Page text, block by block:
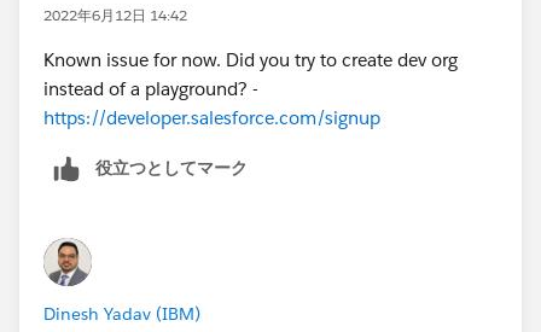
2022年6月12日 14:42
Known issue for now. Did you try to create dev org
instead of a playground? -
https://developer.salesforce.com/signup
役立つとしてマーク
Dinesh Yadav (IBM)